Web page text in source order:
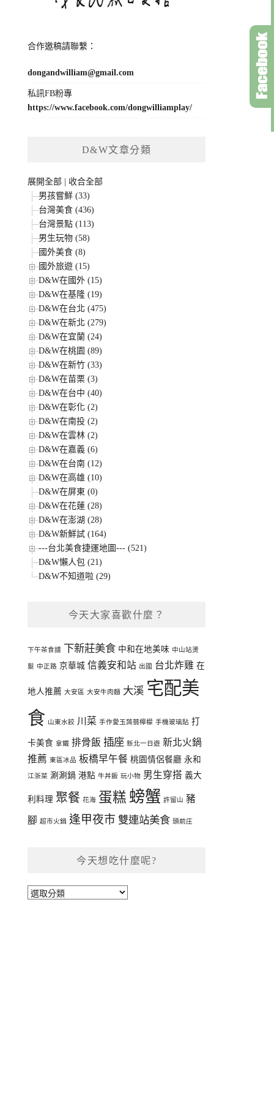
合作邀稿請聯繫：
dongandwilliam@gmail.com
私訊FB粉專
https://www.facebook.com/dongwilliamplay/
D&W文章分類
展開全部
收合全部
男孩嘗鮮 (33)
台灣美食 (436)
台灣景點 (113)
男生玩物 (58)
國外美食 (8)
國外旅遊 (15)
D&W在國外 (15)
D&W在基隆 (19)
D&W在台北 (475)
D&W在新北 (279)
D&W在宜蘭 (24)
D&W在桃園 (89)
D&W在新竹 (33)
D&W在苗栗 (3)
D&W在台中 (40)
D&W在彰化 (2)
D&W在南投 (2)
D&W在雲林 (2)
D&W在嘉義 (6)
D&W在台南 (12)
D&W在高雄 (10)
D&W在屏東 (0)
D&W在花蓮 (28)
D&W在澎湖 (28)
D&W新鮮試 (164)
---台北美食捷運地圖--- (521)
D&W懶人包 (21)
D&W不知道啦 (29)
今天大家喜歡什麼？
下午茶食譜 下新莊美食 中和在地美味 中山站燙
髮 中正路 京華城 信義安和站 出國 台北炸雞 在
地人推薦 大安區 大安牛肉麵 大溪 宅配美
食 山東水餃 川菜 手作愛玉蒟蒻檸檬 手機玻璃貼 打
卡美食 拿鐵 排骨飯 插座 新北一日遊 新北火鍋
推薦 東區冰品 板橋早午餐 桃園情侶餐廳 永和
江浙菜 涮涮鍋 港點 牛丼飯 玩小物 男生穿搭 義大
利料理 聚餐 花海 蛋糕 螃蟹 許留山 豬
腳 超市火鍋 逢甲夜市 雙連站美食 頭前庄
今天想吃什麼呢?
今